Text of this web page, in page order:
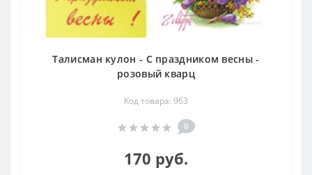
Талисман кулон - С праздником весны -
розовый кварц
Код товара: 963
0
170 руб.